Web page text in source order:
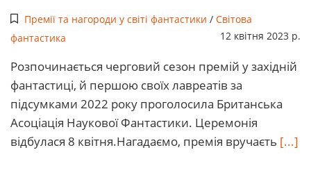
Премії та нагороди у світі фантастики / Світова
фантастика
12 квітня 2023 р.
Розпочинається черговий сезон премій у західній
фантастиці, й першою своїх лавреатів за
підсумками 2022 року проголосила Британська
Асоціація Наукової Фантастики. Церемонія
відбулася 8 квітня.Нагадаємо, премія вручаєть [...]